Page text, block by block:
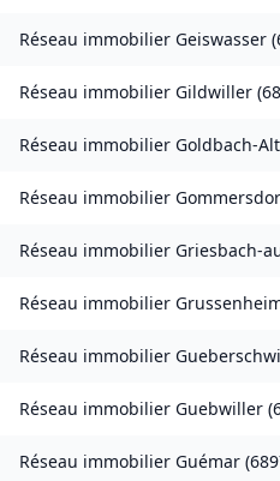
Réseau immobilier Geiswasser (
Réseau immobilier Gildwiller (
Réseau immobilier Goldbach-
Réseau immobilier
Réseau immobilier Griesbach-
Réseau immobilier
Réseau immobilier
Réseau immobilier Guebwiller (
Réseau immobilier Guémar (